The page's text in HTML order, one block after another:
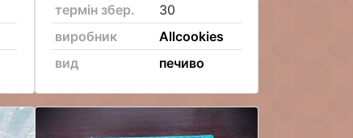
термін збер.
30
виробник
Allcookies
вид
печиво